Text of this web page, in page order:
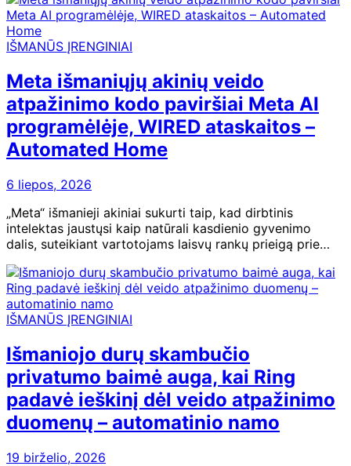
IŠMANŪS ĮRENGINIAI
Meta išmaniųjų akinių veido
atpažinimo kodo paviršiai Meta AI
programėlėje, WIRED ataskaitos –
Automated Home
6 liepos, 2026
„Meta“ išmanieji akiniai sukurti taip, kad dirbtinis
intelektas jaustųsi kaip natūrali kasdienio gyvenimo
dalis, suteikiant vartotojams laisvų rankų prieigą prie…
IŠMANŪS ĮRENGINIAI
Išmaniojo durų skambučio
privatumo baimė auga, kai Ring
padavė ieškinį dėl veido atpažinimo
duomenų – automatinio namo
19 birželio, 2026